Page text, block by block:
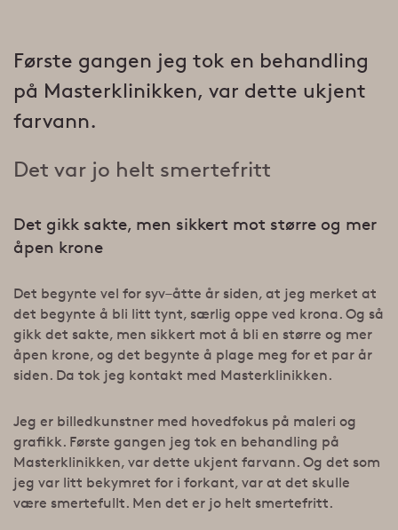
Første gangen jeg tok en behandling
på Masterklinikken, var dette ukjent
farvann.
Det var jo helt smertefritt
Det gikk sakte, men sikkert mot større og mer
åpen krone
Det begynte vel for syv–åtte år siden, at jeg merket at
det begynte å bli litt tynt, særlig oppe ved krona. Og så
gikk det sakte, men sikkert mot å bli en større og mer
åpen krone, og det begynte å plage meg for et par år
siden. Da tok jeg kontakt med Masterklinikken.
Jeg er billedkunstner med hovedfokus på maleri og
grafikk. Første gangen jeg tok en behandling på
Masterklinikken, var dette ukjent farvann. Og det som
jeg var litt bekymret for i forkant, var at det skulle
være smertefullt. Men det er jo helt smertefritt.